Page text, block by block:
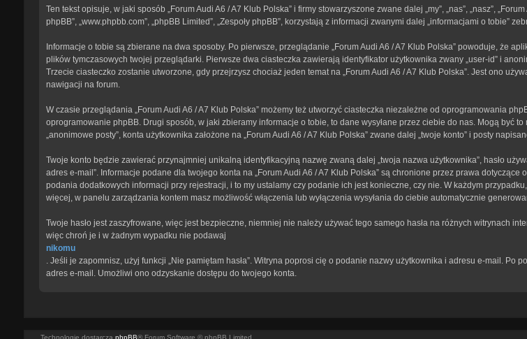
Ten tekst opisuje, w jaki sposób „Forum Audi A6 / A7 Klub Polska” i firmy stowarzyszone zwane dalej „my”, „nas”, „nasz”,
phpBB”, „www.phpbb.com”, „phpBB Limited”, „Zespoły phpBB”, korzystają z informacji zwanymi dalej „informacjami o tobie”
Informacje o tobie są zbierane na dwa sposoby. Po pierwsze, przeglądanie „Forum Audi A6 / A7 Klub Polska” powoduje, że
plików tymczasowych twojej przeglądarki. Pierwsze dwa ciasteczka zawierają identyfikator użytkownika zwany „user-id” i
Trzecie ciasteczko zostanie utworzone, gdy przejrzysz chociaż jeden temat na „Forum Audi A6 / A7 Klub Polska”. Jest ono
nawigacji na forum.
W czasie przeglądania „Forum Audi A6 / A7 Klub Polska” możemy też utworzyć ciasteczka niezależne od oprogramowania
oprogramowanie phpBB. Drugi sposób, w jaki zbieramy informacje o tobie, to dane wysyłane przez ciebie do nas. Mogą być
„anonimowe posty”, konta użytkownika założone na „Forum Audi A6 / A7 Klub Polska” zwane dalej „twoje konto” i posty
Twoje konto będzie zawierać przynajmniej unikalną identyfikacyjną nazwę zwaną dalej „twoja nazwa użytkownika”, hasło
adres e-mail”. Informacje podane dla twojego konta na „Forum Audi A6 / A7 Klub Polska” są chronione przez prawa
podania dodatkowych informacji przy rejestracji, i to my ustalamy czy podanie ich jest konieczne, czy nie. W każdym
więcej, w panelu zarządzania kontem masz możliwość włączenia lub wyłączenia wysyłania do ciebie automatycznie
Twoje hasło jest zaszyfrowane, więc jest bezpieczne, niemniej nie należy używać tego samego hasła na różnych witrynach
więc chroń je i w żadnym wypadku nie podawaj
nikomu
. Jeśli je zapomnisz, użyj funkcji „Nie pamiętam hasła”. Witryna poprosi cię o podanie nazwy użytkownika i adresu e-mail.
adres e-mail. Umożliwi ono odzyskanie dostępu do twojego konta.